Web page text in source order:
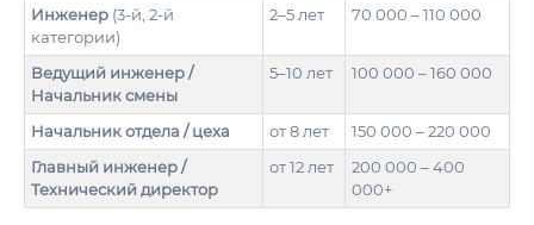
Инженер (3-й, 2-й
категории)
2–5 лет 70 000 – 110 000
Ведущий инженер /
Начальник смены
5–10 лет 100 000 – 160 000
Начальник отдела / цеха от 8 лет
150 000 – 220 000
Главный инженер /
Технический директор
от 12 лет
200 000 – 400
000+